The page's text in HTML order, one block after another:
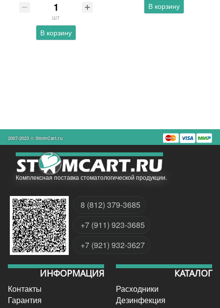
шт
В корзину
В корзину
2007-2023 © StomCart.ru
Комплексная поставка стоматологической продукции.
8 (812) 379-3685
+7 (911) 923-3685
+7 (921) 932-3627
ИНФОРМАЦИЯ
Контакты
Гарантия
КАТАЛОГ
Расходники
Дезинфекция